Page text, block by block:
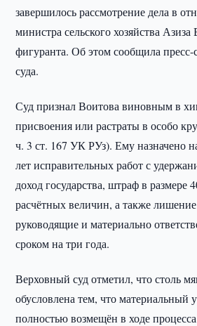
завершилось рассмотрение дела в
министра сельского хозяйства
фигуранта. Об этом сообщила
суда.
Суд признал Воитова виновным в
присвоения или растраты в особо
ч. 3 ст. 167 УК РУз). Ему назначено
лет исправительных работ с
доход государства, штраф в размере
расчётных величин, а также
руководящие и материально
сроком на три года.
Верховный суд отметил, что столь
обусловлена тем, что материальный
полностью возмещён в ходе